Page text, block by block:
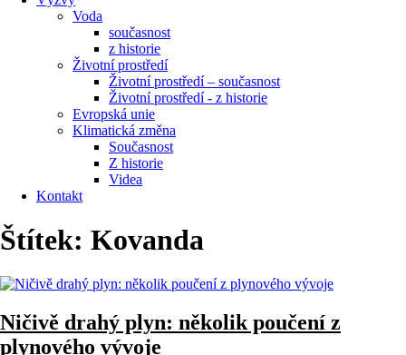
Voda
současnost
z historie
Životní prostředí
Životní prostředí – současnost
Životní prostředí ​- z historie
Evropská unie
Klimatická změna
Současnost
Z historie
Videa
Kontakt
Štítek: Kovanda
Ničivě drahý plyn: několik poučení z
plynového vývoje